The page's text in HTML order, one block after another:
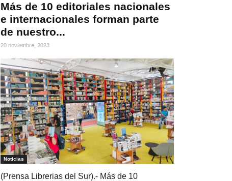
Más de 10 editoriales nacionales
e internacionales forman parte
de nuestro...
20 noviembre, 2023
Noticias
(Prensa Librerias del Sur).- Más de 10